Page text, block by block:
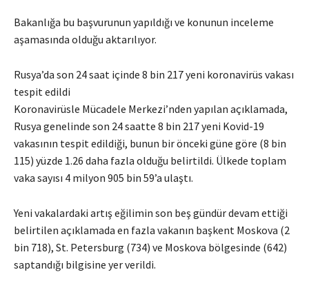
Bakanlığa bu başvurunun yapıldığı ve konunun inceleme
aşamasında olduğu aktarılıyor.
Rusya’da son 24 saat içinde 8 bin 217 yeni koronavirüs vakası
tespit edildi
Koronavirüsle Mücadele Merkezi’nden yapılan açıklamada,
Rusya genelinde son 24 saatte 8 bin 217 yeni Kovid-19
vakasının tespit edildiği, bunun bir önceki güne göre (8 bin
115) yüzde 1.26 daha fazla olduğu belirtildi. Ülkede toplam
vaka sayısı 4 milyon 905 bin 59’a ulaştı.
Yeni vakalardaki artış eğilimin son beş gündür devam ettiği
belirtilen açıklamada en fazla vakanın başkent Moskova (2
bin 718), St. Petersburg (734) ve Moskova bölgesinde (642)
saptandığı bilgisine yer verildi.